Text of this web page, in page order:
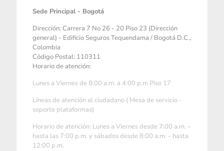
Sede Principal - Bogotá
Dirección: Carrera 7 No 26 - 20 Piso 23 (Dirección
general) - Edificio Seguros Tequendama / Bogotá D.C.,
Colombia
Código Postal: 110311
Horario de atención:
Lunes a Viernes de 8:00 a.m. a 4:00 p.m Piso 17
Líneas de atención al ciudadano ( Mesa de servicio -
soporte plataformas)
Horario de atención: Lunes a Viernes desde 7:00 a.m. –
hasta las 7:00 p.m. y sábados desde 8:00 a.m. - hasta
12:00 p.m.